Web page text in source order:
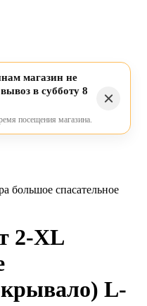
магазин не
в субботу 8
посещения магазина.
большое спасательное
2-XL
L-